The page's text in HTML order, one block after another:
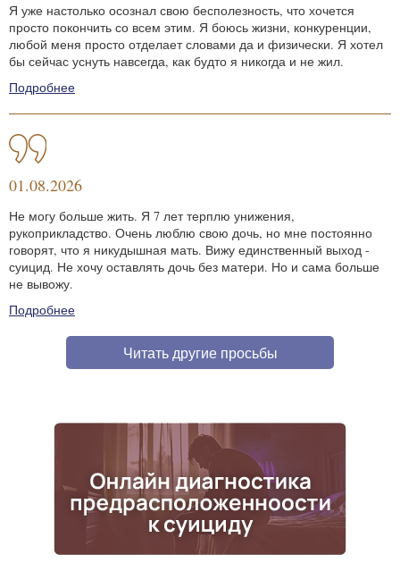
Я уже настолько осознал свою бесполезность, что хочется
просто покончить со всем этим. Я боюсь жизни, конкуренции,
любой меня просто отделает словами да и физически. Я хотел
бы сейчас уснуть навсегда, как будто я никогда и не жил.
Подробнее
01.08.2026
Не могу больше жить. Я 7 лет терплю унижения,
рукоприкладство. Очень люблю свою дочь, но мне постоянно
говорят, что я никудышная мать. Вижу единственный выход -
суицид. Не хочу оставлять дочь без матери. Но и сама больше
не вывожу.
Подробнее
Читать другие просьбы